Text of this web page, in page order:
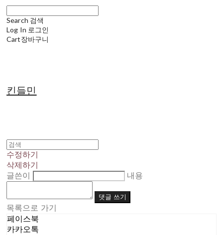
Search 검색
Log In 로그인
Cart장바구니
킨들민
수정하기
삭제하기
글쓴이
내용
댓글 쓰기
목록으로 가기
페이스북
카카오톡